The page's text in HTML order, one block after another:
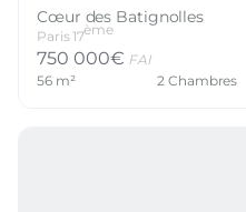
Cœur des Batignolles
Paris17ème
750 000€ FAI
56m² 2 Chambres